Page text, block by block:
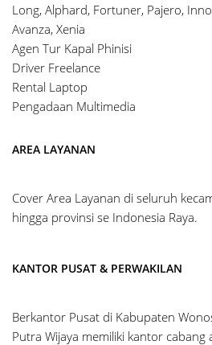
Long, Alphard, Fortuner, Pajero,
Avanza, Xenia
Agen Tur Kapal Phinisi
Driver Freelance
Rental Laptop
Pengadaan Multimedia
AREA LAYANAN
Cover Area Layanan di seluruh
hingga provinsi se Indonesia Raya.
KANTOR PUSAT & PERWAKILAN
Berkantor Pusat di Kabupaten
Putra Wijaya memiliki kantor cabang